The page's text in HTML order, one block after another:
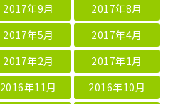
2017年9月
2017年8月
2017年5月
2017年4月
2017年2月
2017年1月
2016年11月
2016年10月